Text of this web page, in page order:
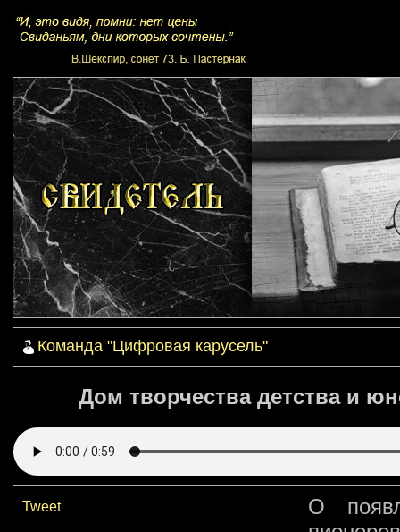
Команда "Цифровая карусель"
Дом творчества детства и
Tweet
О